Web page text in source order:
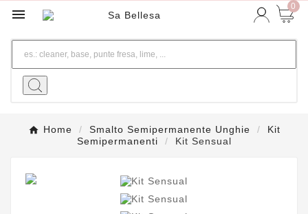

0
Home Smalto Semipermanente Unghie
Kit
Semipermanenti
Kit Sensual